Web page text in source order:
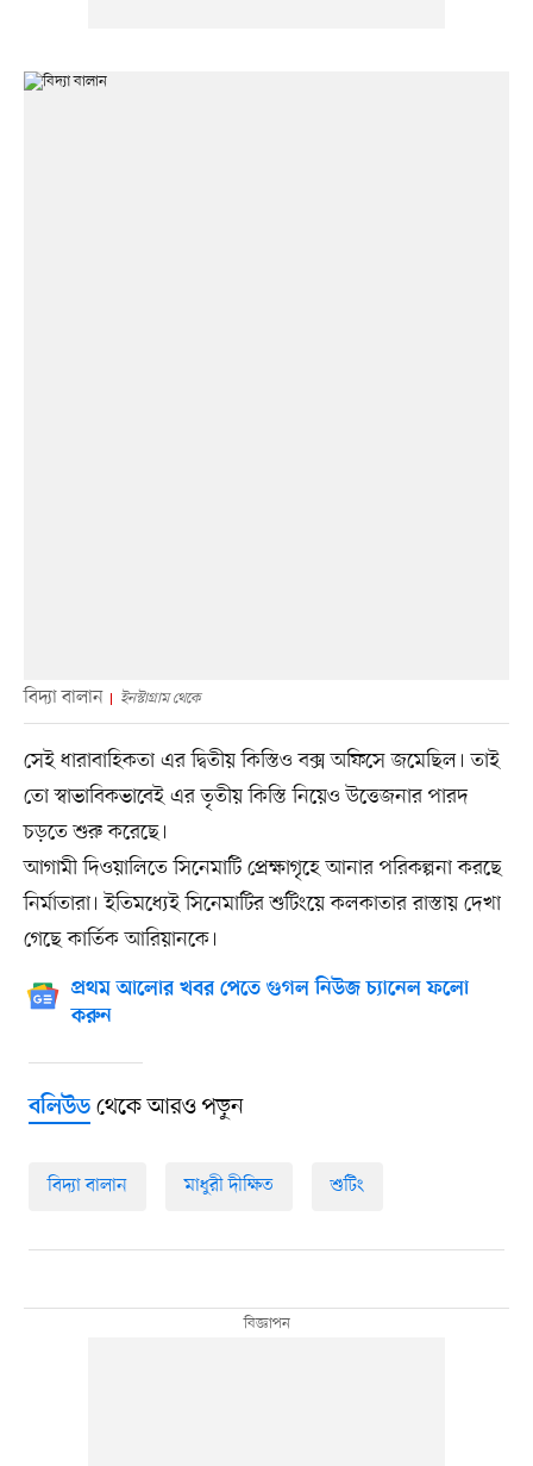
বিদ্যা বালান ইনস্টাগ্রাম থেকে
সেই ধারাবাহিকতা এর দ্বিতীয় কিস্তিও বক্স অফিসে জমেছিল। তাই
তো স্বাভাবিকভাবেই এর তৃতীয় কিস্তি নিয়েও উত্তেজনার পারদ
চড়তে শুরু করেছে।
আগামী দিওয়ালিতে সিনেমাটি প্রেক্ষাগৃহে আনার পরিকল্পনা করছে
নির্মাতারা। ইতিমধ্যেই সিনেমাটির শুটিংয়ে কলকাতার রাস্তায় দেখা
গেছে কার্তিক আরিয়ানকে।
প্রথম আলোর খবর পেতে গুগল নিউজ চ্যানেল ফলো
করুন
বলিউডথেকে আরও পড়ুন
বিদ্যা বালান মাধুরী দীক্ষিত শুটিং